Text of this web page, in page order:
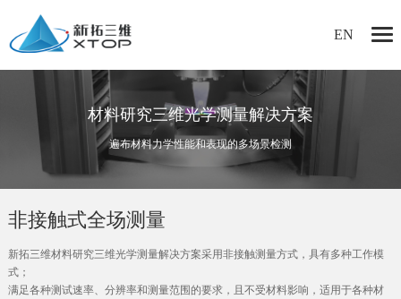
EN
材料研究三维光学测量解决方案
遍布材料力学性能和表现的多场景检测
非接触式全场测量
新拓三维材料研究三维光学测量解决方案采用非接触测量方式，具有多种工作模
式；
满足各种测试速率、分辨率和测量范围的要求，且不受材料影响，适用于各种材